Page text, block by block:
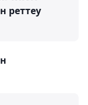
реттеу